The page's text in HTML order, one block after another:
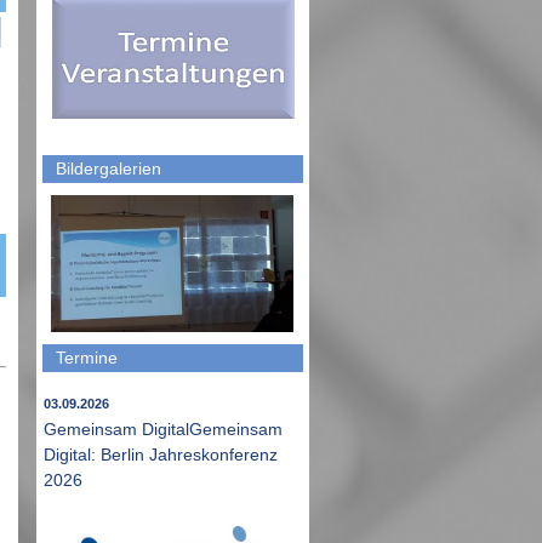
Bildergalerien
Termine
03.09.2026
Gemeinsam DigitalGemeinsam
Digital: Berlin Jahreskonferenz
2026